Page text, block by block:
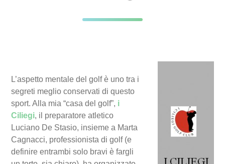
L’aspetto mentale del golf è uno tra i
segreti meglio conservati di questo
sport. Alla mia “casa del golf”, i
Ciliegi, il preparatore atletico
Luciano De Stasio, insieme a Marta
Cagnacci, professionista di golf (e
definire entrambi solo bravi è fargli